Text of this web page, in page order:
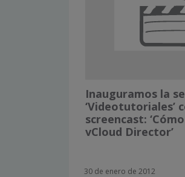
Inauguramos la
‘Videotutoriales’
screencast:
vCloud Director’
30 de enero de 2012